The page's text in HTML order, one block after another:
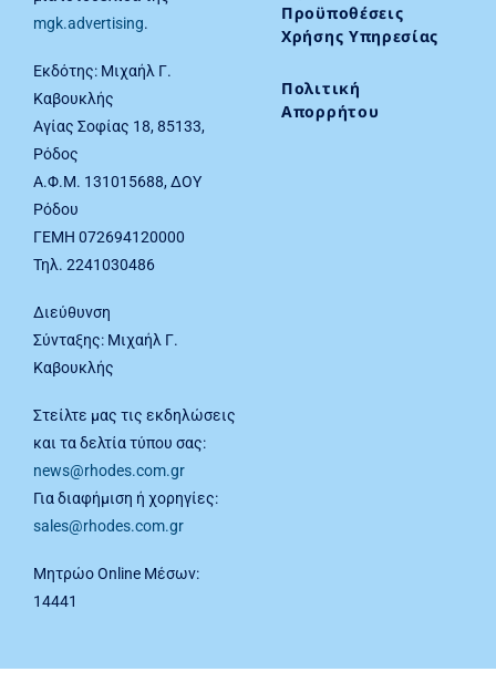
mgk.advertising.
Εκδότης: Μιχαήλ Γ.
Καβουκλής
Αγίας Σοφίας 18, 85133,
Ρόδος
Α.Φ.Μ. 131015688, ΔΟΥ
Ρόδου
ΓΕΜΗ 072694120000
Τηλ. 2241030486
Διεύθυνση
Σύνταξης: Μιχαήλ Γ.
Καβουκλής
Στείλτε μας τις εκδηλώσεις
και τα δελτία τύπου σας:
news@rhodes.com.gr
Για διαφήμιση ή χορηγίες:
sales@rhodes.com.gr
Μητρώο Online Μέσων:
14441
Προϋποθέσεις
Χρήσης Υπηρεσίας
Πολιτική
Απορρήτου